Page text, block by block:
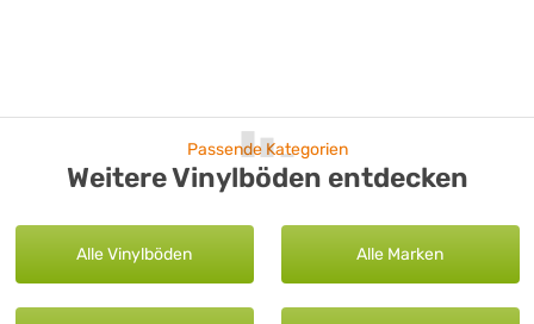
Passende Kategorien
Weitere Vinylböden entdecken
Alle Vinylböden Alle Marken